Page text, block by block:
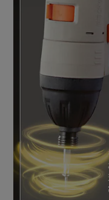
●付属品
木工用ブレード：1個
※数値は付属のブレー
数値は目安です。
加工物の種類や刃物
【丸ノコヘッド 】
●製品寸法(cm)(平行定
長さ約17.5×幅約9.3×
●製品質量(並行定規除
約990g
●回転数(無負荷)
0-4500min-1